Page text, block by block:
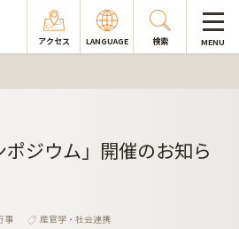
アクセス LANGUAGE 検索 MENU
ポジウム」開催のお知ら
事
産官学・社会連携